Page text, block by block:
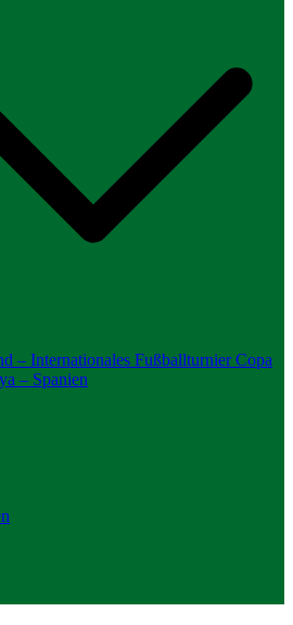
– Internationales Fußballturnier Copa
– Spanien